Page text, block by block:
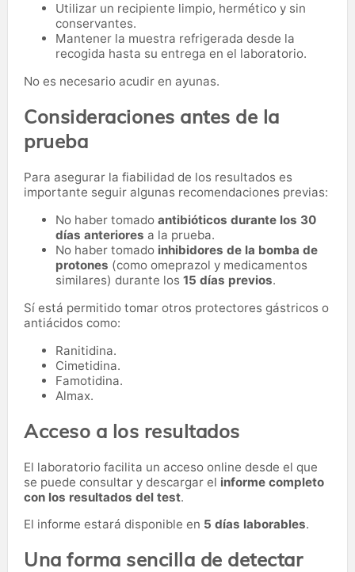
Utilizar un recipiente limpio, hermético y sin
conservantes.
Mantener la muestra refrigerada desde la
recogida hasta su entrega en el laboratorio.
No es necesario acudir en ayunas.
Consideraciones antes de la
prueba
Para asegurar la fiabilidad de los resultados es
importante seguir algunas recomendaciones previas:
No haber tomado antibióticos durante los 30
días anteriores a la prueba.
No haber tomado inhibidores de la bomba de
protones (como omeprazol y medicamentos
similares) durante los 15 días previos.
Sí está permitido tomar otros protectores gástricos o
antiácidos como:
Ranitidina.
Cimetidina.
Famotidina.
Almax.
Acceso a los resultados
El laboratorio facilita un acceso online desde el que
se puede consultar y descargar el informe completo
con los resultados del test.
El informe estará disponible en 5 días laborables.
Una forma sencilla de detectar